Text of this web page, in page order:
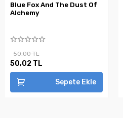
Blue Fox And The Dust Of
Alchemy
50,00 TL
50,02 TL
Sepete Ekle